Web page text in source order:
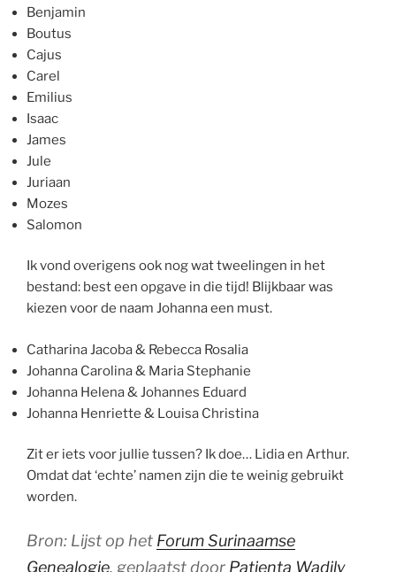
Benjamin
Boutus
Cajus
Carel
Emilius
Isaac
James
Jule
Juriaan
Mozes
Salomon
Ik vond overigens ook nog wat tweelingen in het
bestand: best een opgave in die tijd! Blijkbaar was
kiezen voor de naam Johanna een must.
Catharina Jacoba & Rebecca Rosalia
Johanna Carolina & Maria Stephanie
Johanna Helena & Johannes Eduard
Johanna Henriette & Louisa Christina
Zit er iets voor jullie tussen? Ik doe… Lidia en Arthur.
Omdat dat ‘echte’ namen zijn die te weinig gebruikt
worden.
Bron: Lijst op het Forum Surinaamse
Genealogie, geplaatst door Patienta Wadily